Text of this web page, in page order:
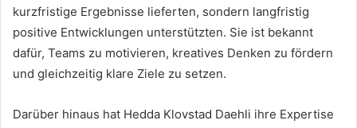
kurzfristige Ergebnisse lieferten, sondern langfristig
positive Entwicklungen unterstützten. Sie ist bekannt
dafür, Teams zu motivieren, kreatives Denken zu fördern
und gleichzeitig klare Ziele zu setzen.
Darüber hinaus hat Hedda Klovstad Daehli ihre Expertise